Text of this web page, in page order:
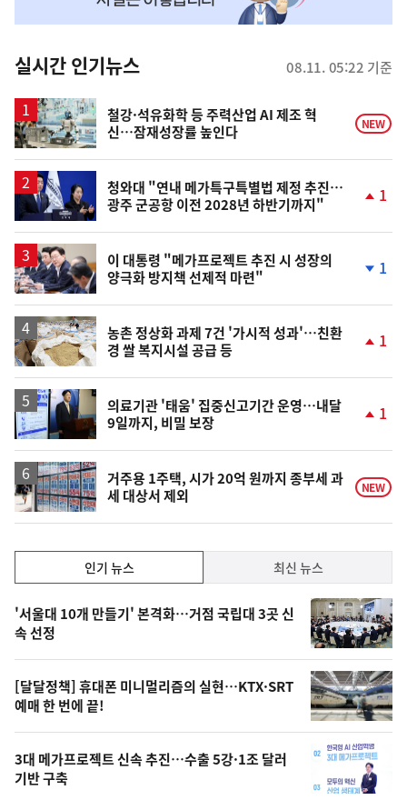
뉴
스
실시간 인기뉴스 08.11. 05:22 기준
철강·석유화학 등 주력산업 AI 제조 혁
신…잠재성장률 높인다
NEW
청와대 "연내 메가특구특별법 제정 추진…
광주 군공항 이전 2028년 하반기까지"
1
이 대통령 "메가프로젝트 추진 시 성장의
양극화 방지책 선제적 마련"
1
농촌 정상화 과제 7건 '가시적 성과'…친환
경 쌀 복지시설 공급 등
1
의료기관 '태움' 집중신고기간 운영…내달
9일까지, 비밀 보장
승
1
거주용 1주택, 시가 20억 원까지 종부세 과
세 대상서 제외
NEW
기,
최
신,
오
늘
의
영
상
인기 뉴스 최신 뉴스
기
뉴
스
'서울대 10개 만들기' 본격화…거점 국립대 3곳 신
속 선정
[달달정책] 휴대폰 미니멀리즘의 실현…KTX·SRT
예매 한 번에 끝!
3대 메가프로젝트 신속 추진…수출 5강·1조 달러
기반 구축